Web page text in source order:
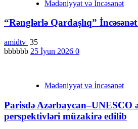
Mədəniyyət və İncəsənət
“Rənglərlə Qardaşlıq”
amidtv 35
bbbbbb 25 İyun 2026 0
Mədəniyyət və İncəsənət
Parisdə Azərbaycan–UNESCO
perspektivləri müzakirə edilib